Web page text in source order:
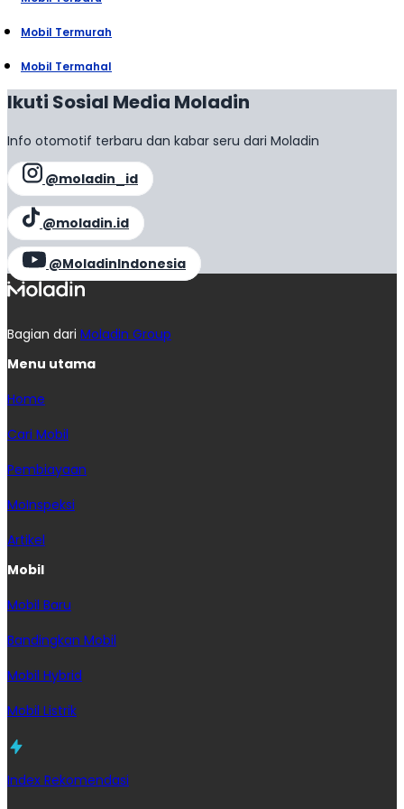
Mobil Termurah
Mobil Termahal
Ikuti Sosial Media Moladin
Info otomotif terbaru dan kabar seru dari Moladin
@moladin_id
@moladin.id
@MoladinIndonesia
Bagian dari Moladin Group
Menu utama
Home
Cari Mobil
Pembiayaan
MoInspeksi
Artikel
Mobil
Mobil Baru
Bandingkan Mobil
Mobil Hybrid
Mobil Listrik
Index Rekomendasi